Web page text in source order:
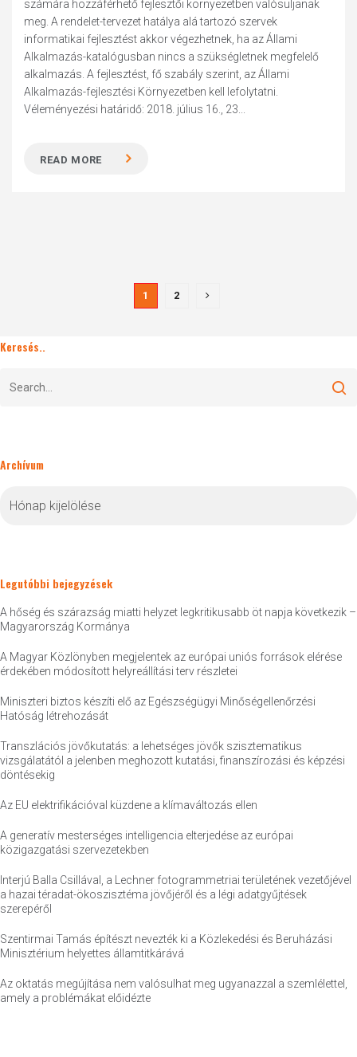
számára hozzáférhető fejlesztői környezetben valósuljanak
meg. A rendelet-tervezet hatálya alá tartozó szervek
informatikai fejlesztést akkor végezhetnek, ha az Állami
Alkalmazás-katalógusban nincs a szükségletnek megfelelő
alkalmazás. A fejlesztést, fő szabály szerint, az Állami
Alkalmazás-fejlesztési Környezetben kell lefolytatni.
Véleményezési határidő: 2018. július 16., 23...
READ MORE
1 2
Keresés..
Archívum
Legutóbbi bejegyzések
A hőség és szárazság miatti helyzet legkritikusabb öt napja következik –
Magyarország Kormánya
A Magyar Közlönyben megjelentek az európai uniós források elérése
érdekében módosított helyreállítási terv részletei
Miniszteri biztos készíti elő az Egészségügyi Minőségellenőrzési
Hatóság létrehozását
Transzlációs jövőkutatás: a lehetséges jövők szisztematikus
vizsgálatától a jelenben meghozott kutatási, finanszírozási és képzési
döntésekig
Az EU elektrifikációval küzdene a klímaváltozás ellen
A generatív mesterséges intelligencia elterjedése az európai
közigazgatási szervezetekben
Interjú Balla Csillával, a Lechner fotogrammetriai területének vezetőjével
a hazai téradat-ökoszisztéma jövőjéről és a légi adatgyűjtések
szerepéről
Szentirmai Tamás építészt nevezték ki a Közlekedési és Beruházási
Minisztérium helyettes államtitkárává
Az oktatás megújítása nem valósulhat meg ugyanazzal a szemlélettel,
amely a problémákat előidézte